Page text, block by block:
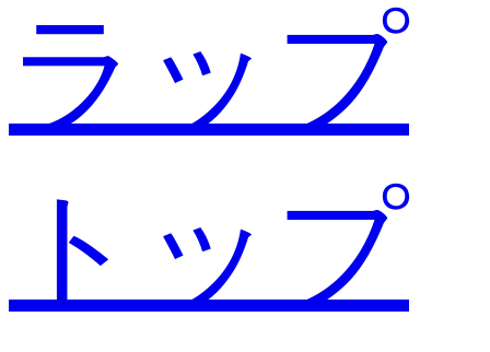
ラップ
トップ